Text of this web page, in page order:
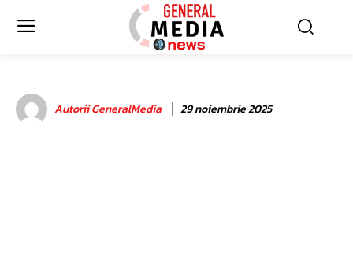
Autorii GeneralMedia 29 noiembrie 2025